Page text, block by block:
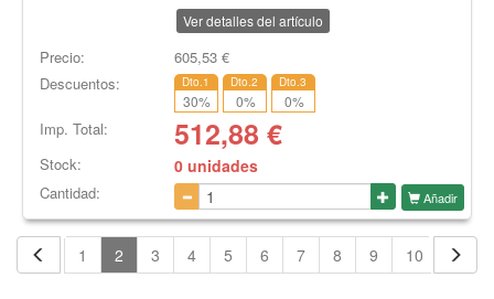
Ver detalles del artículo
Precio: 605,53€
Descuentos:
Dto.1
30%
Dto.2
0%
Dto.3
0%
Imp. Total: 512,88 €
Stock: 0 unidades
Cantidad: Añadir
1 2 3 4 5 6 7 8 9 10